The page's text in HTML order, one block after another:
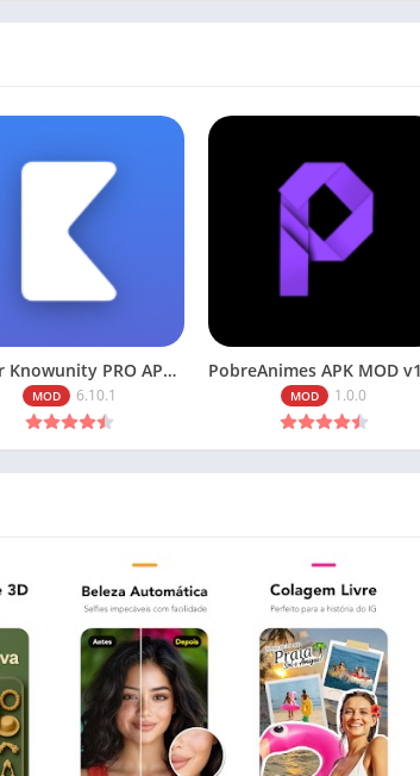
Baixar Knowunity PRO APK MOD 6.10.1 (Premium) Atualizado 2026
MOD 6.10.1 MOD 1.0.0